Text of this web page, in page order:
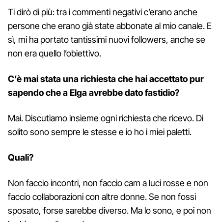
Ti dirò di più: tra i commenti negativi c’erano anche
persone che erano già state abbonate al mio canale. E
sì, mi ha portato tantissimi nuovi followers, anche se
non era quello l’obiettivo.
C’è mai stata una richiesta che hai accettato pur
sapendo che a Elga avrebbe dato fastidio?
Mai. Discutiamo insieme ogni richiesta che ricevo. Di
solito sono sempre le stesse e io ho i miei paletti.
Quali?
Non faccio incontri, non faccio cam a luci rosse e non
faccio collaborazioni con altre donne. Se non fossi
sposato, forse sarebbe diverso. Ma lo sono, e poi non